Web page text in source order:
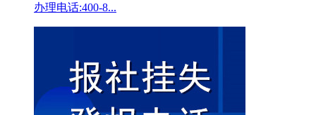
办理电话:400-8...